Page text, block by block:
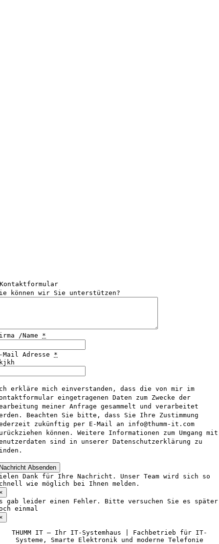
Kontaktformular
können wir Sie unterstützen?
/Name *
Mail Adresse *
erkläre mich einverstanden, dass die von mir im
eingetragenen Daten zum Zwecke der
meiner Anfrage gesammelt und verarbeitet
Beachten Sie bitte, dass Sie Ihre Zustimmung
zukünftig per E-Mail an info@thumm-it.com
können. Weitere Informationen zum Umgang mit
sind in unserer Datenschutzerklärung zu
Absenden
Dank für Ihre Nachricht. Unser Team wird sich so
wie möglich bei Ihnen melden.
gab leider einen Fehler. Bitte versuchen Sie es später
einmal
THUMM IT – Ihr IT-Systemhaus | Fachbetrieb für IT-
Systeme, Smarte Elektronik und moderne Telefonie